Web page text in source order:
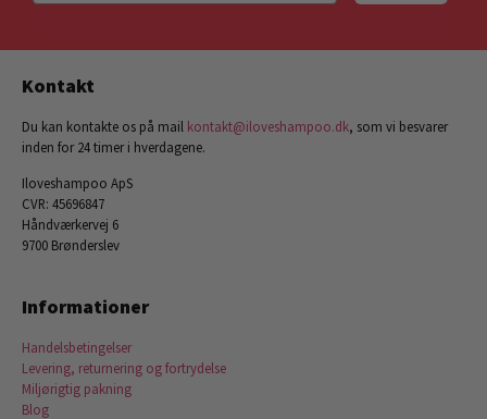
Kontakt
Du kan kontakte os på mail kontakt@iloveshampoo.dk, som vi besvarer
inden for 24 timer i hverdagene.
Iloveshampoo ApS
CVR: 45696847
Håndværkervej 6
9700 Brønderslev
Informationer
Handelsbetingelser
Levering, returnering og fortrydelse
Miljørigtig pakning
Blog